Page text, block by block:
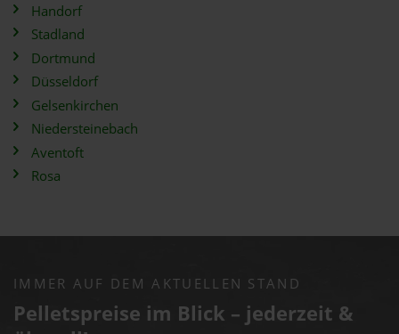
Handorf
Stadland
Dortmund
Düsseldorf
Gelsenkirchen
Niedersteinebach
Aventoft
Rosa
IMMER AUF DEM AKTUELLEN STAND
Pelletspreise im Blick – jederzeit &